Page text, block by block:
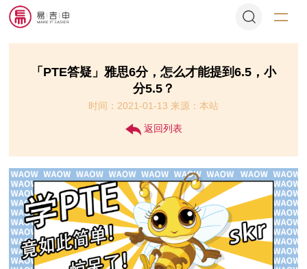
「PTE答疑​」雅思6分，怎么才能提到6.5，小
分5.5？
时间：2021-01-13 来源：本站
返回列表